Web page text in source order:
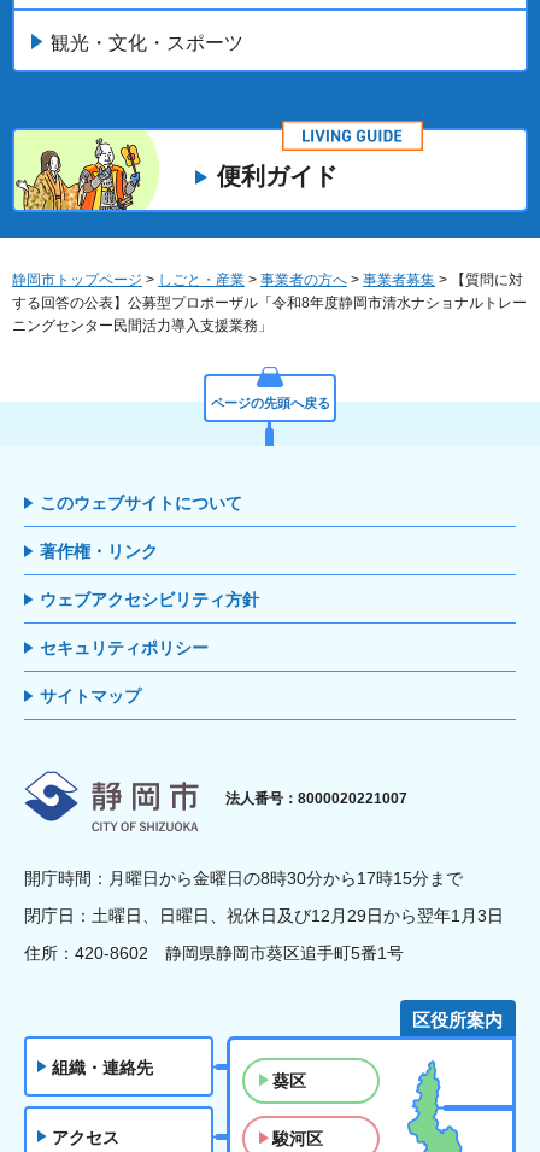
観光・文化・スポーツ
便利ガイド
静岡市トップページ > しごと・産業 > 事業者の方へ > 事業者募集 > 【質問に対
する回答の公表】公募型プロポーザル「令和8年度静岡市清水ナショナルトレー
ニングセンター民間活力導入支援業務」
ページの先頭へ戻る
このウェブサイトについて
著作権・リンク
ウェブアクセシビリティ方針
セキュリティポリシー
サイトマップ
静岡市
法人番号：8000020221007
開庁時間：月曜日から金曜日の8時30分から17時15分まで
閉庁日：土曜日、日曜日、祝休日及び12月29日から翌年1月3日
住所：420-8602 静岡県静岡市葵区追手町5番1号
組織・連絡先
アクセス
区役所案内
葵区
駿河区